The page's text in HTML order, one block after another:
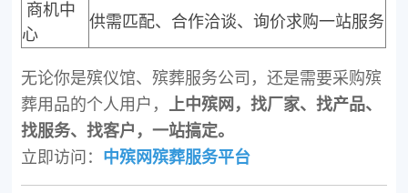
商机中
心
供需匹配、合作洽谈、询价求购一站服务
无论你是殡仪馆、殡葬服务公司，还是需要采购殡
葬用品的个人用户， 上中殡网，找厂家、找产品、
找服务、找客户，一站搞定。
立即访问： 中殡网殡葬服务平台